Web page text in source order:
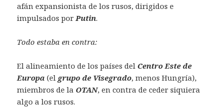
afán expansionista de los rusos, dirigidos e
impulsados por Putin.
Todo estaba en contra:
El alineamiento de los países del Centro Este de
Europa (el grupo de Visegrado, menos Hungría),
miembros de la OTAN, en contra de ceder siquiera
algo a los rusos.